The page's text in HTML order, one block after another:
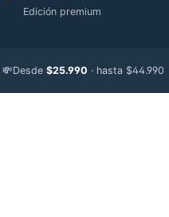
Edición premium
💸Desde$25.990 · hasta $44.990